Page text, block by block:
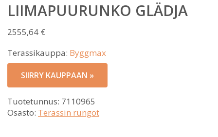
LIIMAPUURUNKO GLÄDJA
2555,64 €
Terassikauppa: Byggmax
SIIRRY KAUPPAAN »
Tuotetunnus: 7110965
Osasto: Terassin rungot